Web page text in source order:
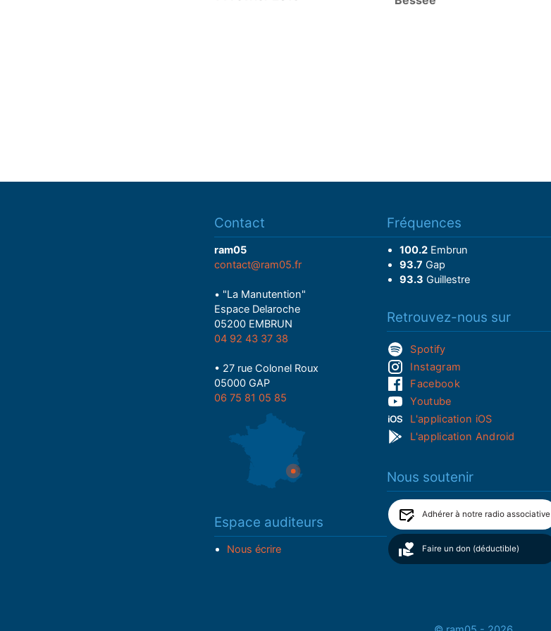
Contact
ram05
contact@ram05.fr
• "La Manutention"
Espace Delaroche
05200 EMBRUN
04 92 43 37 38
• 27 rue Colonel Roux
05000 GAP
06 75 81 05 85
Espace auditeurs
Nous écrire
Fréquences
100.2Embrun
93.7 Gap
93.3 Guillestre
Retrouvez-nous sur
Spotify
Instagram
Facebook
Youtube
L'application iOS
L'application Android
Nous soutenir
Adhérer à notre radio associative
Faire un don (déductible)